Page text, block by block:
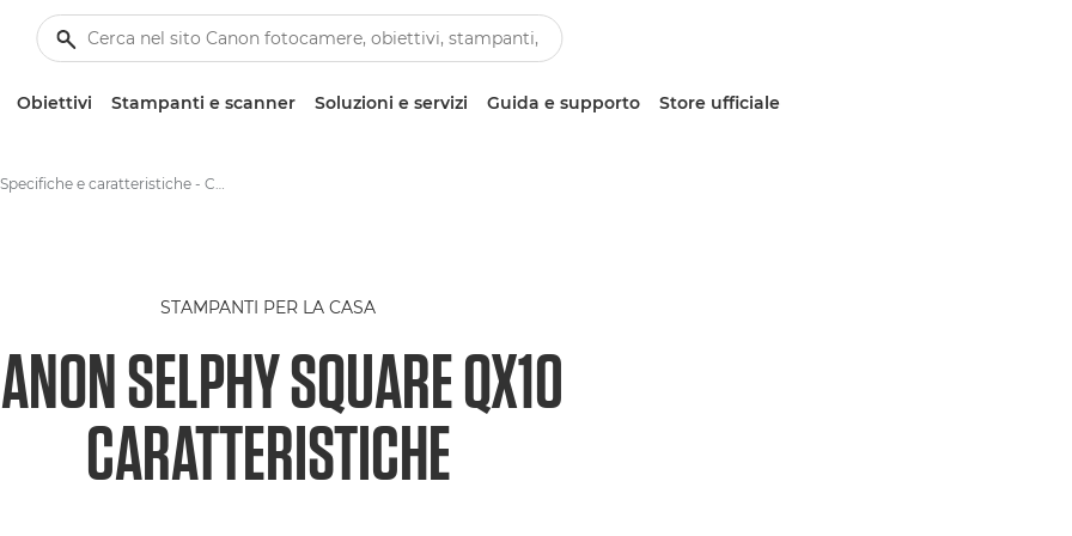
Obiettivi Stampanti e scanner Soluzioni e servizi Guida e supporto Store ufficiale
Specifiche e caratteristiche - Canon SELPHY SQUARE QX10
STAMPANTI PER LA CASA
SELPHY SQUARE QX10
CARATTERISTICHE